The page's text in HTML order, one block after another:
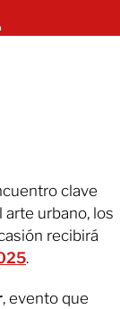
clave
arte urbano, los
recibirá
.
, evento que